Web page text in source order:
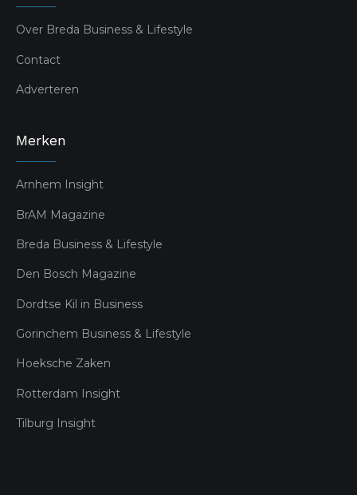
Over Breda Business & Lifestyle
Contact
Adverteren
Merken
Arnhem Insight
BrAM Magazine
Breda Business & Lifestyle
Den Bosch Magazine
Dordtse Kil in Business
Gorinchem Business & Lifestyle
Hoeksche Zaken
Rotterdam Insight
Tilburg Insight